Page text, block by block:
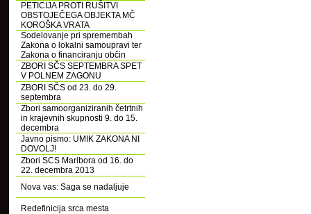
PETICIJA PROTI RUŠITVI
OBSTOJEČEGA OBJEKTA MČ
KOROŠKA VRATA
Sodelovanje pri spremembah
Zakona o lokalni samoupravi ter
Zakona o financiranju občin
ZBORI SČS SEPTEMBRA SPET
V POLNEM ZAGONU
ZBORI SČS od 23. do 29.
septembra
Zbori samoorganiziranih četrtnih
in krajevnih skupnosti 9. do 15.
decembra
Javno pismo: UMIK ZAKONA NI
DOVOLJ!
Zbori SCS Maribora od 16. do
22. decembra 2013
Nova vas: Saga se nadaljuje
Redefinicija srca mesta